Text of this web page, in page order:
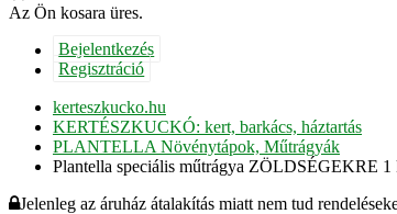
Az Ön kosara üres.
Bejelentkezés
Regisztráció
kerteszkucko.hu
KERTÉSZKUCKÓ: kert, barkács, háztartás
PLANTELLA Növénytápok, Műtrágyák
Plantella speciális műtrágya ZÖLDSÉGEKRE 1
Jelenleg az áruház átalakítás miatt nem tud